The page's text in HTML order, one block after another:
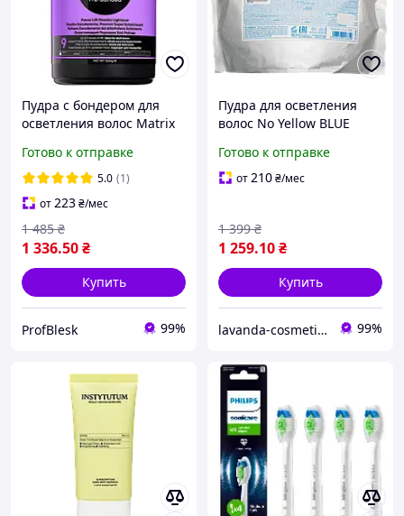
Пудра с бондером для
осветления волос Matrix
гГотово к отправке
5.0 (1)
от223₴/мес
1 336.50₴
1 485 ₴
Купить
ProfBlesk 99%
Пудра для осветления
волос No Yellow BLUE
Готово к отправке
от210₴/мес
1 259.10₴
1 399 ₴
Купить
lavanda-cosmetic.prom.ua 99%